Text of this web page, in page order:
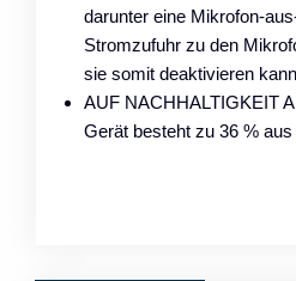
darunter eine Mikrofon-
Stromzufuhr zu den
sie somit deaktivieren
AUF NACHHALTIGKEIT
Gerät besteht zu 36 %